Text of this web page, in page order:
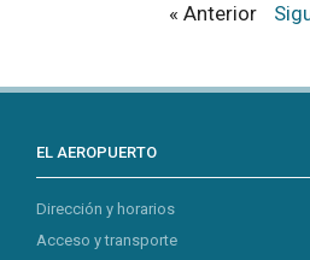
« Anterior
EL AEROPUERTO
Dirección y horarios
Acceso y transporte